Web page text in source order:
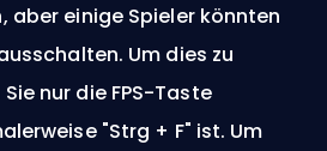
aber einige Spieler könnten
Um dies zu
nur die FPS-Taste
"Strg + F" ist. Um